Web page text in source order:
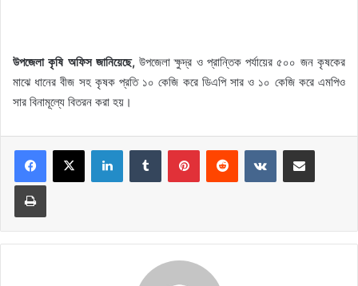
উপজেলা কৃষি অফিস জানিয়েছে, উপজেলা ক্ষুদ্র ও প্রান্তিক পর্যায়ের ৫০০ জন কৃষকের
মাঝে ধানের বীজ সহ কৃষক প্রতি ১০ কেজি করে ডিএপি সার ও ১০ কেজি করে এমপিও
সার বিনামূল্যে বিতরন করা হয়।
LinkedInTumblr PinterestReddit VKontakteShare via Email
Print